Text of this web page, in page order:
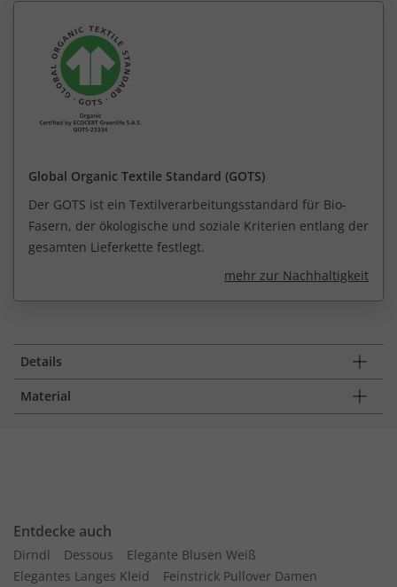
Global Organic Textile Standard (GOTS)
Der GOTS ist ein Textilverarbeitungsstandard für Bio-
Fasern, der ökologische und soziale Kriterien entlang der
gesamten Lieferkette festlegt.
mehr zur Nachhaltigkeit
Details
Material
Entdecke auch
Dirndl Dessous
Elegante Blusen Weiß
Elegantes Langes Kleid
Feinstrick Pullover Damen